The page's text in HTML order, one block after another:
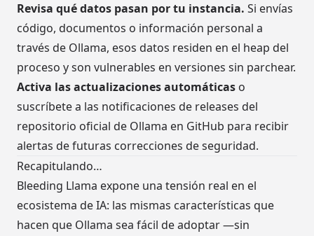
Revisa qué datos pasan por tu instancia. Si envías
código, documentos o información personal a
través de Ollama, esos datos residen en el heap del
proceso y son vulnerables en versiones sin parchear.
Activa las actualizaciones automáticas o
suscríbete a las notificaciones de releases del
repositorio oficial de Ollama en GitHub para recibir
alertas de futuras correcciones de seguridad.
Recapitulando…
Bleeding Llama expone una tensión real en el
ecosistema de IA: las mismas características que
hacen que Ollama sea fácil de adoptar —sin